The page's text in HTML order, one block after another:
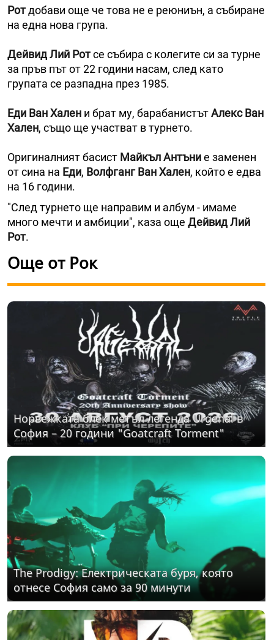
Ротдобави още че това не е реюниън, а събиране
на една нова група.
Дейвид Лий Ротсе събира с колегите си за турне
за пръв път от 22 години насам, след като
групата се разпадна през 1985.
Еди Ван Хален и брат му, барабанистътАлекс Ван
Хален, също ще участват в турнето.
Оригиналният басист Майкъл Антъние заменен
от сина на Еди, Волфганг Ван Хален, който е едва
на 16 години.
"След турнето ще направим и албум - имаме
много мечти и амбиции", каза още Дейвид Лий
Рот.
Още от Рок
Норвежката блек метъл легенда Urgehal в
София – 20 години "Goatcraft Torment"
The Prodigy: Електрическата буря, която
отнесе София само за 90 минути